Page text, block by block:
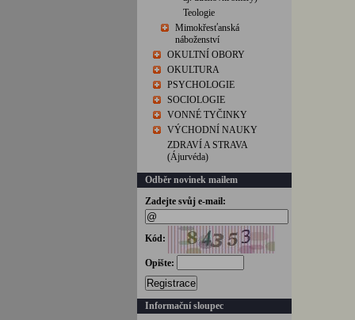
Teologie
Mimokřesťanská
náboženství
OKULTNÍ OBORY
OKULTURA
PSYCHOLOGIE
SOCIOLOGIE
VONNÉ TYČINKY
VÝCHODNÍ NAUKY
ZDRAVÍ A STRAVA
(Ájurvéda)
Odběr novinek mailem
Zadejte svůj e-mail:
Kód:
Opište:
Registrace
Informační sloupec